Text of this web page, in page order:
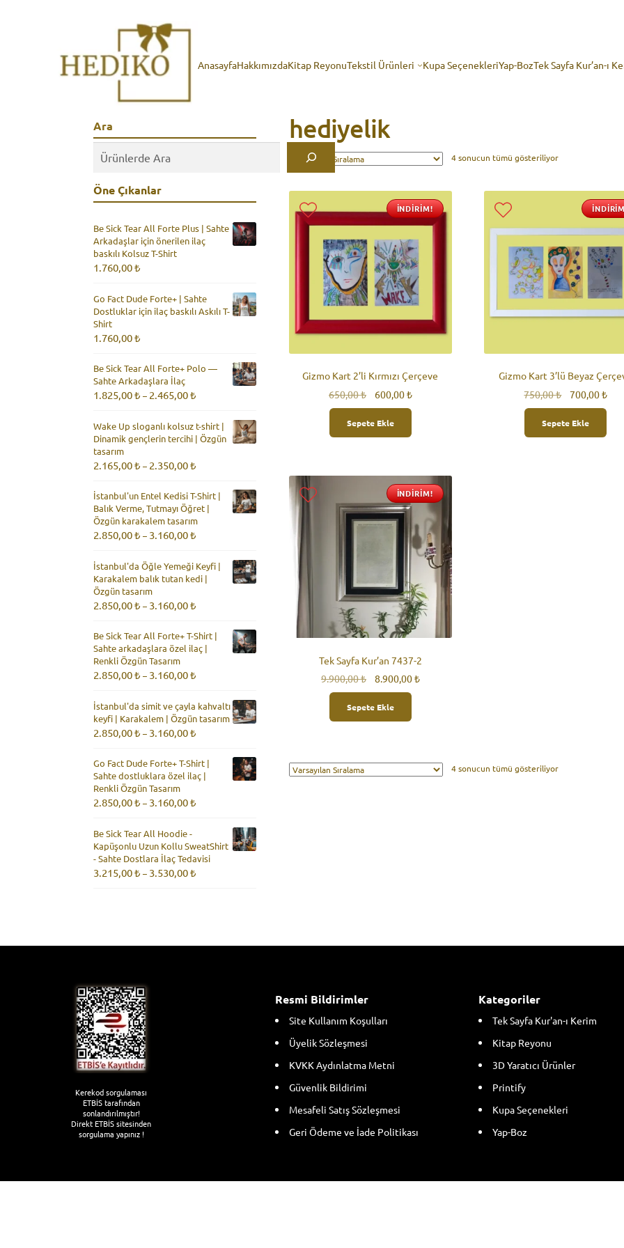
AnasayfaHakkımızdaKitap ReyonuTekstil Ürünleri Kupa SeçenekleriYap-BozTek Sayfa Kur’an-ı
hediyelik
4 sonucun tümü gösteriliyor
Gizmo Kart 2’li Kırmızı Çerçeve
İNDIRIM!
650,00₺
Orijinal
fiyat:
650,00 ₺.
600,00₺Şu
600,00 ₺.
Sepete Ekle
Gizmo Kart 3’lü Beyaz
750,00₺
Orijinal
fiyat:
750,00 ₺.
700,00₺Şu
Sepete Ekle
Tek Sayfa Kur’an 7437-2
İNDIRIM!
9.900,00₺
Orijinal
fiyat:
9.900,00 ₺.
8.900,00₺Şu
Sepete Ekle
4 sonucun tümü gösteriliyor
Ara
Öne Çıkanlar
Be Sick Tear All Forte Plus | Sahte
Arkadaşlar için önerilen ilaç
baskılı Kolsuz T-Shirt
1.760,00₺
Go Fact Dude Forte+ | Sahte
Dostluklar için ilaç baskılı Askılı T-
Shirt
1.760,00₺
Be Sick Tear All Forte+ Polo —
Sahte Arkadaşlara İlaç
1.825,00₺ – 2.465,00₺
-
2.465,00 ₺
Wake Up sloganlı kolsuz t-shirt |
Dinamik gençlerin tercihi | Özgün
tasarım
2.165,00₺ – 2.350,00₺
-
2.350,00 ₺
İstanbul'un Entel Kedisi T-Shirt |
Balık Verme, Tutmayı Öğret |
Özgün karakalem tasarım
2.850,00₺ – 3.160,00₺
-
3.160,00 ₺
İstanbul'da Öğle Yemeği Keyfi |
Karakalem balık tutan kedi |
Özgün tasarım
2.850,00₺ – 3.160,00₺
-
3.160,00 ₺
Be Sick Tear All Forte+ T-Shirt |
Sahte arkadaşlara özel ilaç |
Renkli Özgün Tasarım
2.850,00₺ – 3.160,00₺
-
3.160,00 ₺
İstanbul'da simit ve çayla kahvaltı
keyfi | Karakalem | Özgün tasarım
2.850,00₺ – 3.160,00₺
-
3.160,00 ₺
Go Fact Dude Forte+ T-Shirt |
Sahte dostluklara özel ilaç |
Renkli Özgün Tasarım
2.850,00₺ – 3.160,00₺
3.160,00 ₺
Be Sick Tear All Hoodie -
Kapüşonlu Uzun Kollu SweatShirt
- Sahte Dostlara İlaç Tedavisi
3.215,00₺ – 3.530,00₺
Kerekod sorgulaması
ETBİS tarafından
sonlandırılmıştır!
Direkt ETBİS sitesinden
sorgulama yapınız !
Resmi Bildirimler
Site Kullanım Koşulları
Üyelik Sözleşmesi
KVKK Aydınlatma Metni
Güvenlik Bildirimi
Mesafeli Satış Sözleşmesi
Geri Ödeme ve İade Politikası
Kategoriler
Tek Sayfa Kur'an-ı Kerim
Kitap Reyonu
3D Yaratıcı Ürünler
Printify
Kupa Seçenekleri
Yap-Boz